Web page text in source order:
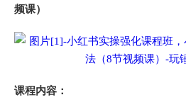
频课）
课程内容：